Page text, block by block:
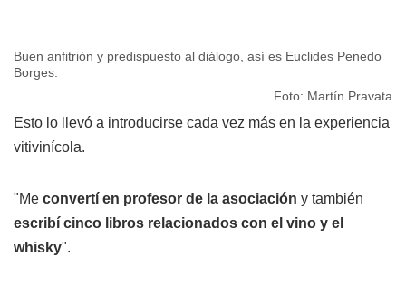
Buen anfitrión y predispuesto al diálogo, así es Euclides Penedo
Borges.
Foto: Martín Pravata
Esto lo llevó a introducirse cada vez más en la experiencia
vitivinícola.
"Me convertí en profesor de la asociación y también
escribí cinco libros relacionados con el vino y el
whisky".